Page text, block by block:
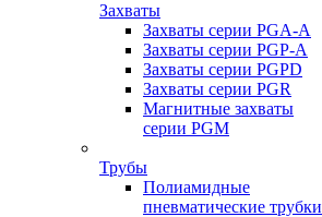
Захваты
Захваты серии PGA-A
Захваты серии PGP-A
Захваты серии PGPD
Захваты серии PGR
Магнитные захваты
серии PGM
Трубы
Полиамидные
пневматические трубки